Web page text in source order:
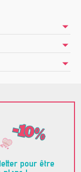
pour être